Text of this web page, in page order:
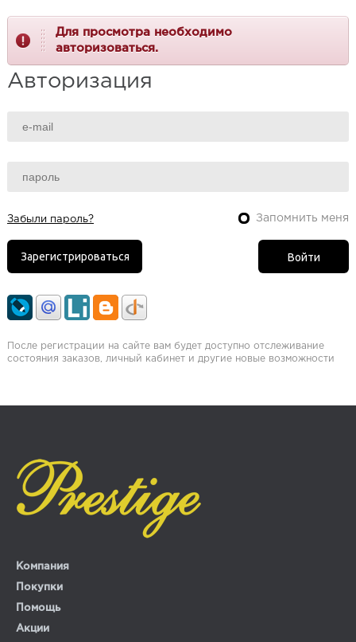
Для просмотра необходимо
авторизоваться.
Авторизация
Забыли пароль? Запомнить меня
Зарегистрироваться
После регистрации на сайте вам будет доступно отслеживание
состояния заказов, личный кабинет и другие новые возможности
Компания
Покупки
Помощь
Акции